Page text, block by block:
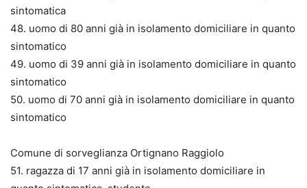
sintomatica
48. uomo di 80 anni già in isolamento domiciliare in quanto
sintomatico
49. uomo di 39 anni già in isolamento domiciliare in quanto
sintomatico
50. uomo di 70 anni già in isolamento domiciliare in quanto
sintomatico
Comune di sorveglianza Ortignano Raggiolo
51. ragazza di 17 anni già in isolamento domiciliare in